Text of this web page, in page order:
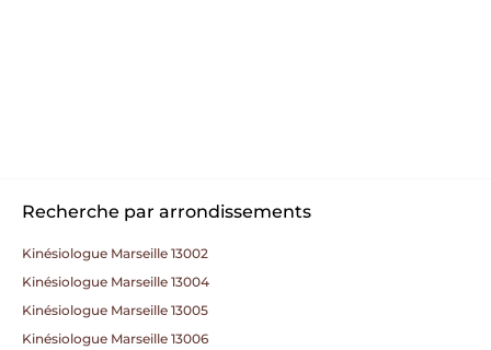
Recherche par arrondissements
Kinésiologue Marseille 13002
Kinésiologue Marseille 13004
Kinésiologue Marseille 13005
Kinésiologue Marseille 13006